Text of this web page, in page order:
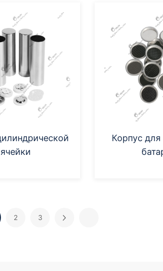
ячейки
Корпус
2 3